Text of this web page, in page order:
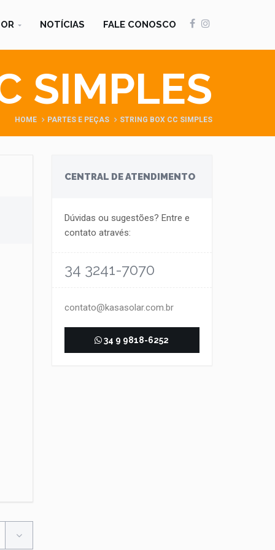
NOTÍCIAS FALE CONOSCO
SIMPLES
HOME PARTES E PEÇAS STRING BOX CC SIMPLES
CENTRAL DE ATENDIMENTO
Dúvidas ou sugestões? Entre e
contato através:
34 3241-7070
contato@kasasolar.com.br
34 9 9818-6252